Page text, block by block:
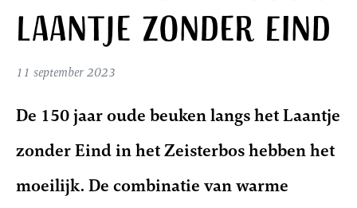
Laantje zonder Eind
11 september 2023
De 150 jaar oude beuken langs het Laantje
zonder Eind in het Zeisterbos hebben het
moeilijk. De combinatie van warme